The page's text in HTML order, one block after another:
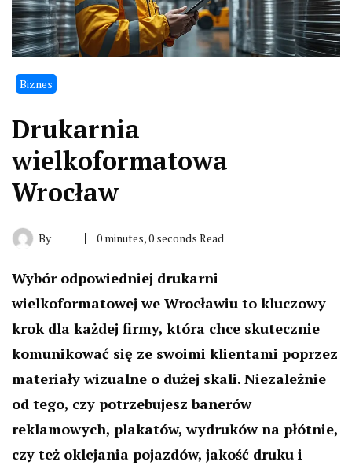
Biznes
Drukarnia
wielkoformatowa
Wrocław
By 0 minutes, 0 seconds Read
Wybór odpowiedniej drukarni
wielkoformatowej we Wrocławiu to kluczowy
krok dla każdej firmy, która chce skutecznie
komunikować się ze swoimi klientami poprzez
materiały wizualne o dużej skali. Niezależnie
od tego, czy potrzebujesz banerów
reklamowych, plakatów, wydruków na płótnie,
czy też oklejania pojazdów, jakość druku i